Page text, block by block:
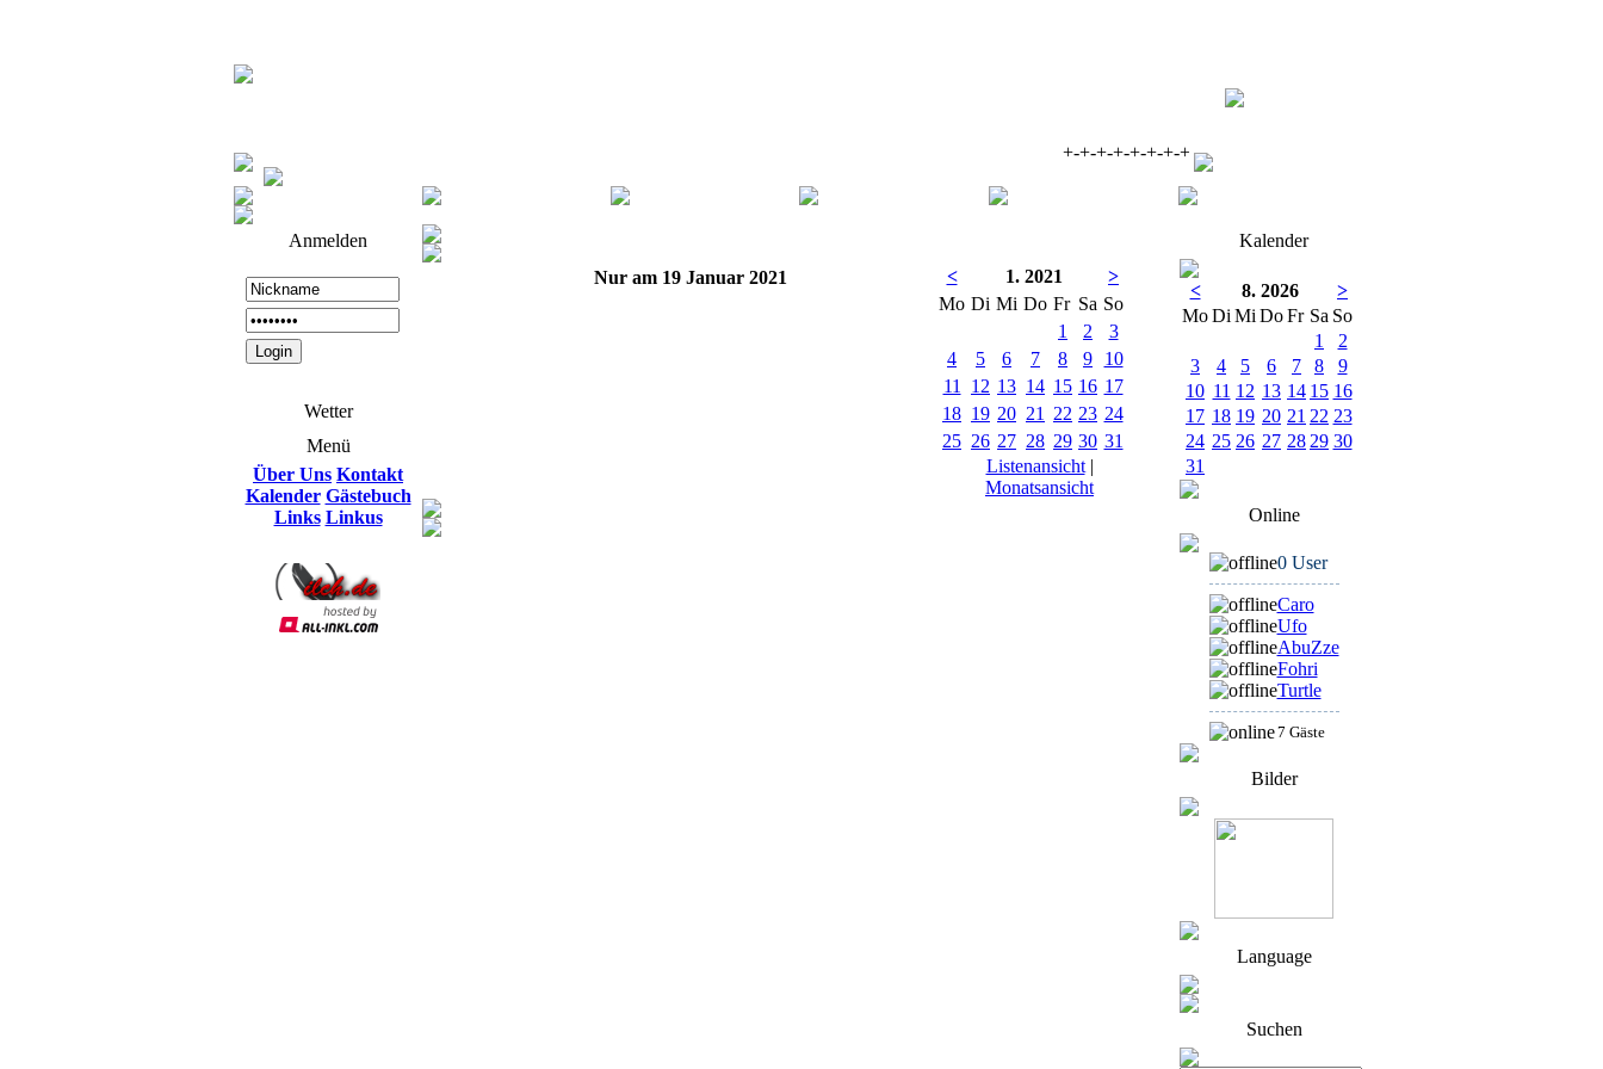
+-+-+-+-+-+-+-+- Ein Herzliches Willkommen auf der Seite des MF
Anmelden
Wetter
Menü
Über Uns Kontakt
Kalender Gästebuch
Links Linkus
Nur am 19 Januar 2021 < 1. 2021
>
Mo Di Mi Do Fr Sa So
1
2
3
4
5 6 7 8 9
10
11
12 13 14 15 16 17
18 19 20 21 22 23 24
25 26 27 28 29 30 31
Listenansicht|
Monatsansicht
Kalender
< 8. 2026
>
MoDi Mi DoFr Sa So
1
2
3
4 5 6 7 8
9
10 11 12 13 14 15 16
17 18 19 20 21 22 23
24 25 26 27 28 29 30
31
Online
0 User
Caro
Ufo
AbuZze
Fohri
Turtle
7 Gäste
Bilder
Language
Suchen